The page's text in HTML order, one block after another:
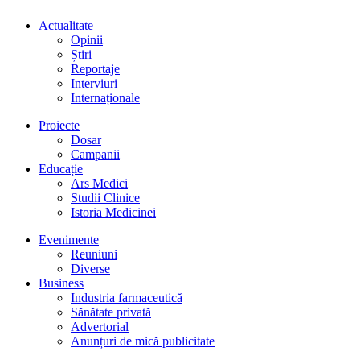
Actualitate
Opinii
Știri
Reportaje
Interviuri
Internaționale
Proiecte
Dosar
Campanii
Educație
Ars Medici
Studii Clinice
Istoria Medicinei
Evenimente
Reuniuni
Diverse
Business
Industria farmaceutică
Sănătate privată
Advertorial
Anunțuri de mică publicitate